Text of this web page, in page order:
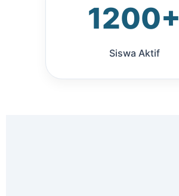
1200+
Siswa Aktif